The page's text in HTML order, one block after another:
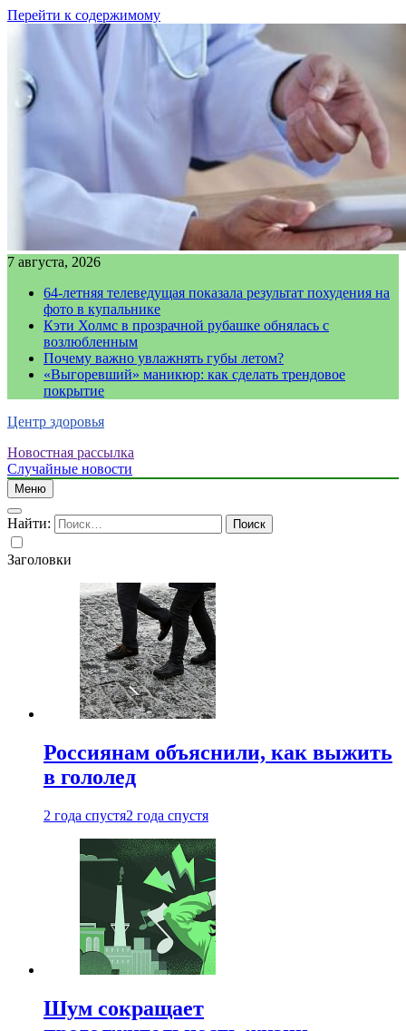
Перейти к содержимому
7 августа, 2026
64-летняя телеведущая показала результат похудения на
фото в купальнике
Кэти Холмс в прозрачной рубашке обнялась с
возлюбленным
Почему важно увлажнять губы летом?
«Выгоревший» маникюр: как сделать трендовое
покрытие
Центр здоровья
Новостная рассылка
Случайные новости
Меню
Найти:
Заголовки
Россиянам объяснили, как выжить
в гололед
2 года спустя2 года спустя
Шум сокращает